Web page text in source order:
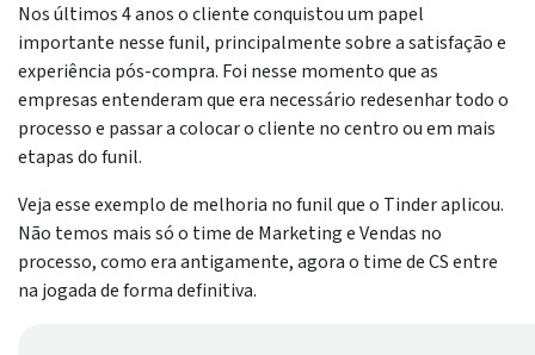
Nos últimos 4 anos o cliente conquistou um papel
importante nesse funil, principalmente sobre a satisfação e
experiência pós-compra. Foi nesse momento que as
empresas entenderam que era necessário redesenhar todo o
processo e passar a colocar o cliente no centro ou em mais
etapas do funil.
Veja esse exemplo de melhoria no funil que o Tinder aplicou.
Não temos mais só o time de Marketing e Vendas no
processo, como era antigamente, agora o time de CS entre
na jogada de forma definitiva.